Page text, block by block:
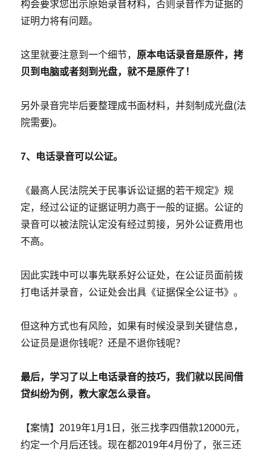
构会要求您出示原始录音材料，否则录音作为证据的
证明力将有问题。
这里就要注意到一个细节， 原本电话录音是原件，拷
贝到电脑或者刻到光盘，就不是原件了！
另外录音完毕后要整理成书面材料，并刻制成光盘(法
院需要)。
7、电话录音可以公证。
《最高人民法院关于民事诉讼证据的若干规定》规
定，经过公证的证据证明力高于一般的证据。公证的
录音可以被法院认定没有经过剪接，另外公证费用也
不高。
因此实践中可以事先联系好公证处，在公证员面前拨
打电话并录音，公证处会出具《证据保全公证书》。
但这种方式也有风险，如果有时候没录到关键信息，
公证员是退你钱呢？还是不退你钱呢？
最后，学习了以上电话录音的技巧，我们就以民间借
贷纠纷为例，教大家怎么录音。
【案情】2019年1月1日，张三找李四借款12000元，
约定一个月后还钱。现在都2019年4月份了，张三还